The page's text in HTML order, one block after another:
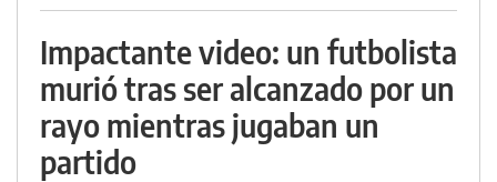
Impactante video: un futbolista
murió tras ser alcanzado por un
rayo mientras jugaban un
partido